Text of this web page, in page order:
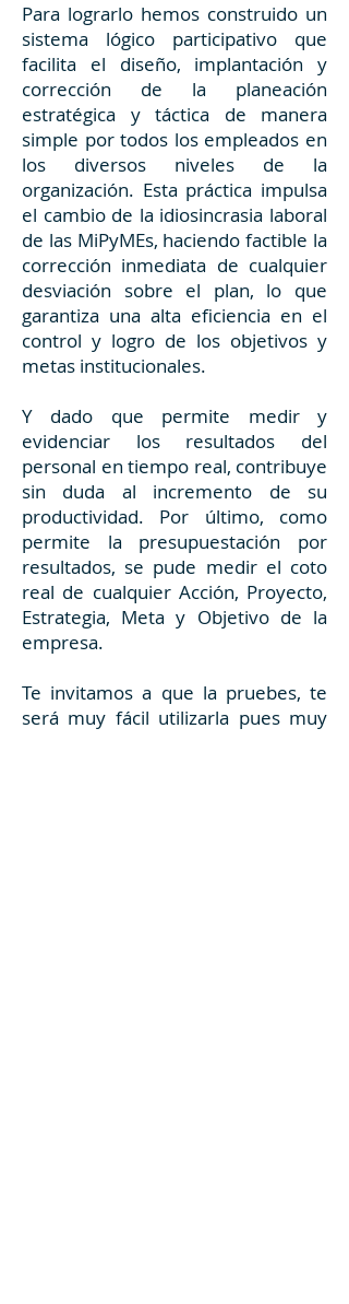
Para lograrlo hemos construido un
sistema lógico participativo que
facilita el diseño, implantación y
corrección de la planeación
estratégica y táctica de manera
simple por todos los empleados en
los diversos niveles de la
organización. Esta práctica impulsa
el cambio de la idiosincrasia laboral
de las MiPyMEs, haciendo factible la
corrección inmediata de cualquier
desviación sobre el plan, lo que
garantiza una alta eficiencia en el
control y logro de los objetivos y
metas institucionales.
Y dado que permite medir y
evidenciar los resultados del
personal en tiempo real, contribuye
sin duda al incremento de su
productividad. Por último, como
permite la presupuestación por
resultados, se pude medir el coto
real de cualquier Acción, Proyecto,
Estrategia, Meta y Objetivo de la
empresa.
Te invitamos a que la pruebes, te
será muy fácil utilizarla pues muy